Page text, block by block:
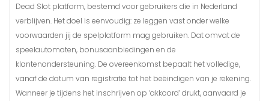
Dead Slot platform, bestemd voor gebruikers die in Nederland
verblijven. Het doel is eenvoudig: ze leggen vast onder welke
voorwaarden jij de spelplatform mag gebruiken. Dat omvat de
speelautomaten, bonusaanbiedingen en de
klantenondersteuning. De overeenkomst bepaalt het volledige,
vanaf de datum van registratie tot het beëindigen van je rekening.
Wanneer je tijdens het inschrijven op ‘akkoord’ drukt, aanvaard je